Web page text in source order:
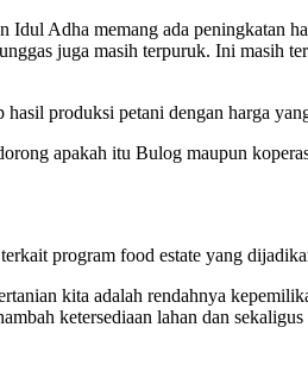
Idul Adha memang ada
juga masih terpuruk. Ini masih
produksi petani dengan harga
apakah itu Bulog maupun
program food estate yang
kita adalah rendahnya
ketersediaan lahan dan